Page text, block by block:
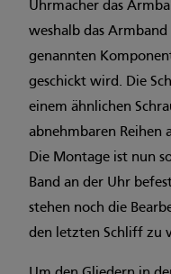
Uhrmacher das
weshalb das
genannten
geschickt wird. Die
einem ähnlichen
abnehmbaren Reihen
Die Montage ist nun
Band an der Uhr
stehen noch die
den letzten Schliff zu